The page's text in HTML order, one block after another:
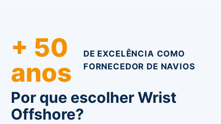
+ 50
anos
DE EXCELÊNCIA COMO
FORNECEDOR DE NAVIOS
Por que escolher Wrist
Offshore?